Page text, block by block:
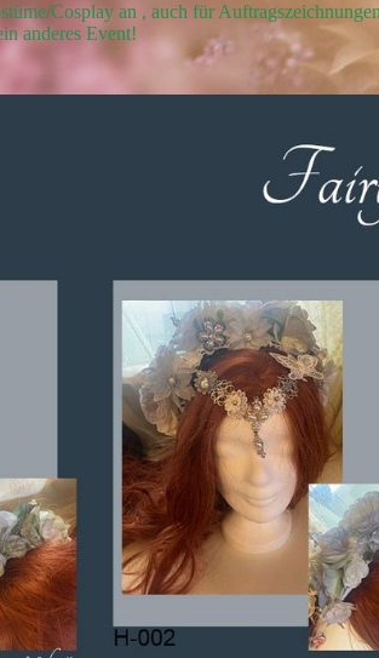
Cosplay an , auch für
anderes Event!